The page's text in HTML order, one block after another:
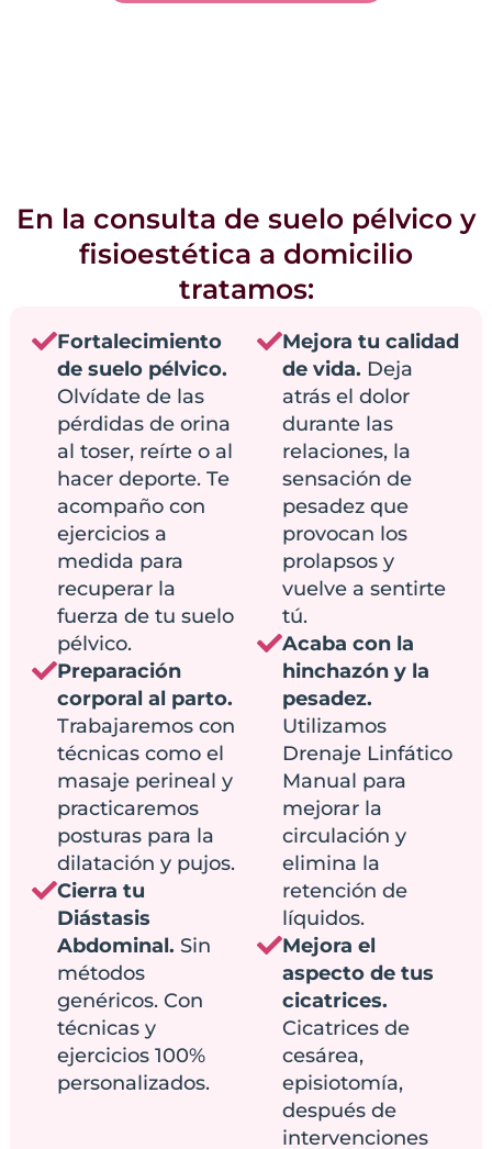
En la consulta de suelo pélvico y
fisioestética a domicilio
tratamos:
Fortalecimiento
de suelo pélvico.
Olvídate de las
pérdidas de orina
al toser, reírte o al
hacer deporte. Te
acompaño con
ejercicios a
medida para
recuperar la
fuerza de tu suelo
pélvico.
Preparación
corporal al parto.
Trabajaremos con
técnicas como el
masaje perineal y
practicaremos
posturas para la
dilatación y pujos.
Cierra tu
Diástasis
Abdominal. Sin
métodos
genéricos. Con
técnicas y
ejercicios 100%
personalizados.
Mejora tu calidad
de vida. Deja
atrás el dolor
durante las
relaciones, la
sensación de
pesadez que
provocan los
prolapsos y
vuelve a sentirte
tú.
Acaba con la
hinchazón y la
pesadez.
Utilizamos
Drenaje Linfático
Manual para
mejorar la
circulación y
elimina la
retención de
líquidos.
Mejora el
aspecto de tus
cicatrices.
Cicatrices de
cesárea,
episiotomía,
después de
intervenciones